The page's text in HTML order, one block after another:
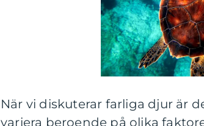
När vi diskuterar farliga djur är
variera beroende på olika